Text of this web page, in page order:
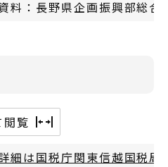
：長野県企画振興部総合
覧
細は国税庁関東信越国税